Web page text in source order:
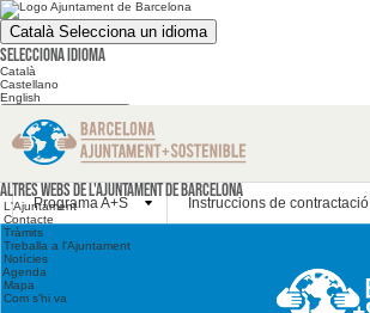
Català Selecciona un idioma
Selecciona idioma
Català
Castellano
English
Cerca en el web
Cerca en el web
Altres webs
Altres webs de l'Ajuntament de Barcelona
L'Ajuntament
Contacte
Tràmits
Treballa a l'Ajuntament
Notícies
Agenda
Mapa
Com s'hi va
Programa A+S Instruccions de contractació